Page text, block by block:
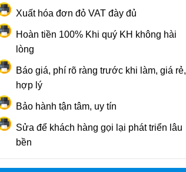
Xuất hóa đơn đỏ VAT đày đủ
Hoàn tiền 100% Khi quý KH không hài
lòng
Báo giá, phí rõ ràng trước khi làm, giá rẻ,
hợp lý
Bảo hành tận tâm, uy tín
Sửa để khách hàng gọi lại phát triển lâu
bền